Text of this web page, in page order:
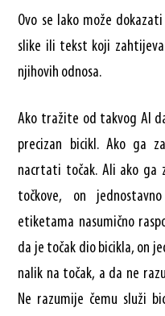
Ovo se lako može
slike ili tekst koji
njihovih odnosa.
Ako tražite od takvog AI
precizan bicikl. Ako ga
nacrtati točak. Ali ako ga
točkove, on
etiketama nasumično
da je točak dio bicikla, on
nalik na točak, a da ne
Ne razumije čemu služi